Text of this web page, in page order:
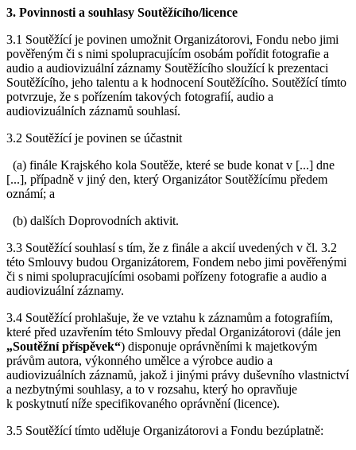
3. Povinnosti a souhlasy Soutěžícího/licence
3.1 Soutěžící je povinen umožnit Organizátorovi, Fondu nebo jimi
pověřeným či s nimi spolupracujícím osobám pořídit fotografie a
audio a audiovizuální záznamy Soutěžícího sloužící k prezentaci
Soutěžícího, jeho talentu a k hodnocení Soutěžícího. Soutěžící tímto
potvrzuje, že s pořízením takových fotografií, audio a
audiovizuálních záznamů souhlasí.
3.2 Soutěžící je povinen se účastnit
(a) finále Krajského kola Soutěže, které se bude konat v [...] dne
[...], případně v jiný den, který Organizátor Soutěžícímu předem
oznámí; a
(b) dalších Doprovodních aktivit.
3.3 Soutěžící souhlasí s tím, že z finále a akcií uvedených v čl. 3.2
této Smlouvy budou Organizátorem, Fondem nebo jimi pověřenými
či s nimi spolupracujícími osobami pořízeny fotografie a audio a
audiovizuální záznamy.
3.4 Soutěžící prohlašuje, že ve vztahu k záznamům a fotografiím,
které před uzavřením této Smlouvy předal Organizátorovi (dále jen
„Soutěžní příspěvek“) disponuje oprávněními k majetkovým
právům autora, výkonného umělce a výrobce audio a
audiovizuálních záznamů, jakož i jinými právy duševního vlastnictví
a nezbytnými souhlasy, a to v rozsahu, který ho opravňuje
k poskytnutí níže specifikovaného oprávnění (licence).
3.5 Soutěžící tímto uděluje Organizátorovi a Fondu bezúplatně: